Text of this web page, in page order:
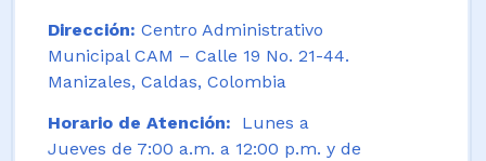
Dirección: Centro Administrativo
Municipal CAM – Calle 19 No. 21-44.
Manizales, Caldas, Colombia
Horario de Atención: Lunes a
Jueves de 7:00 a.m. a 12:00 p.m. y de